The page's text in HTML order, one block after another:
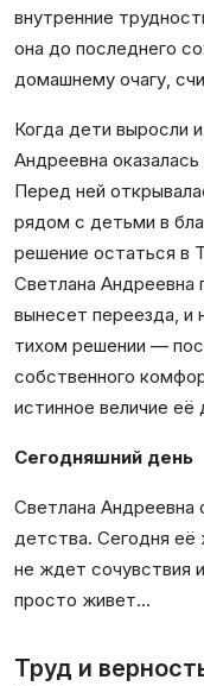
внутренние
она до последнего
домашнему очагу,
Когда дети выросли
Андреевна
Перед ней
рядом с детьми в
решение остаться в
Светлана Андреевна
вынесет переезда, и
тихом решении —
собственного
истинное величие её
Сегодняшний день
Светлана Андреевна
детства. Сегодня её
не ждет сочувствия
просто живет…
Труд и